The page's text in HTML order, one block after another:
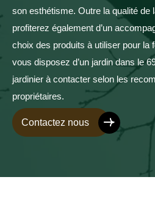
son esthétisme. Outre la qualité de
profiterez également d’un
choix des produits à utiliser pour la
vous disposez d’un jardin dans le
jardinier à contacter selon les
propriétaires.
Contactez nous